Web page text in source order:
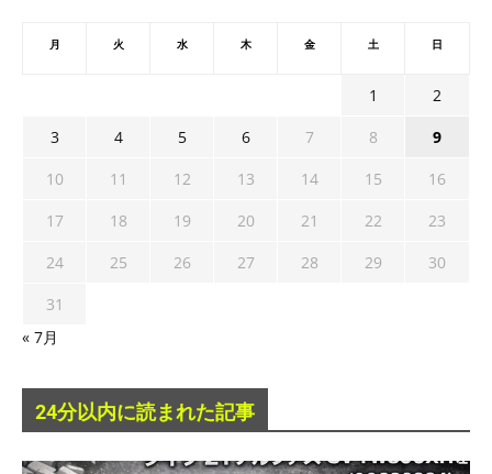
月 火 水 木 金 土 日
1
2
3
4 5 6 7 8
9
10
11 12 13 14 15
16
17
18 19 20 21 22
23
24
25 26 27 28 29
30
31
« 7月
24分以内に読まれた記事